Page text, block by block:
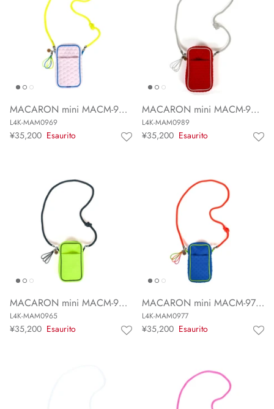
MACARON mini MACM-969JP
L4K-MAM0969
¥35,200 Esaurito
MACARON mini MACM-989JP
L4K-MAM0989
¥35,200 Esaurito
MACARON mini MACM-965JP
L4K-MAM0965
¥35,200 Esaurito
MACARON mini MACM-977JP
L4K-MAM0977
¥35,200 Esaurito